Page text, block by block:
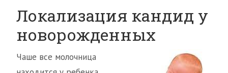
Локализация кандид у
новорожденных
Чаше все молочница